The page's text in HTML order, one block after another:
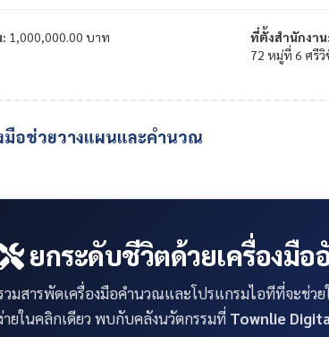
1,000,000.00 บาท
ที่ตั้งสำนักงาน:
72 หมู่ที่ 6 ศรี
มือช่วยวางแผนและคำนวณ
ยกระดับชีวิตด้วยเครื่องมือ
วมสารพัดเครื่องมือคำนวณและโปรแกรมไอทีที่จะช่วย
ายในคลิกเดียว พบกับคลังนวัตกรรมที่ Townlie